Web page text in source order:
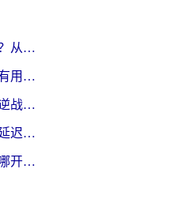
人在海外，如何顺畅玩国服？从《王者荣耀》到《云图计划》的加速器终极指南
在国外玩塔瑞斯世界加速器有用吗？海外玩家亲测后的真实答案
身在海外，用什么加速器玩逆战才能告别延迟？
海外党必看：解决王者荣耀延迟的加速器终极指南——从EVE到猫和老鼠，一个工具全搞定
苹果手机无尽冬日加速器从哪开启？海外玩家的冬日生存指南